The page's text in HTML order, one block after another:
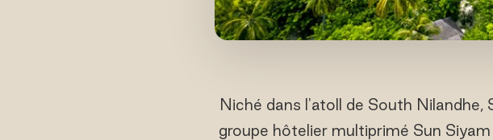
Niché dans l'atoll de South Nilandhe,
groupe hôtelier multiprimé Sun